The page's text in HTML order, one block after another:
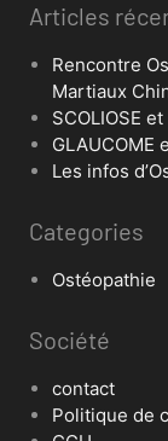
Articles
Rencontre
Martiaux
SCOLIOSE
GLAUCOME
Les infos
Categories
Ostéopathie
Société
contact
Politique de